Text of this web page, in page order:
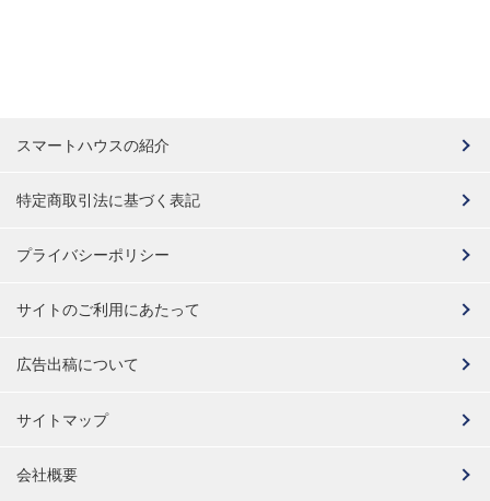
スマートハウスの紹介
特定商取引法に基づく表記
プライバシーポリシー
サイトのご利用にあたって
広告出稿について
サイトマップ
会社概要